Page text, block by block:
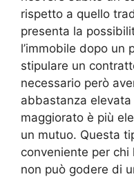
rispetto a quello
presenta la
l’immobile dopo un
stipulare un
necessario però
abbastanza
maggiorato è più
un mutuo. Questa
conveniente per
non può godere di